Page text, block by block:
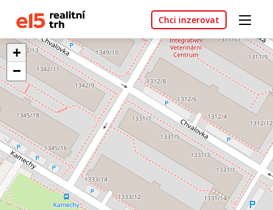
Chci inzerovat
+
−